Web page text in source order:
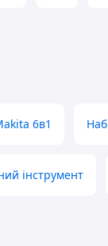
6в1
інструмент